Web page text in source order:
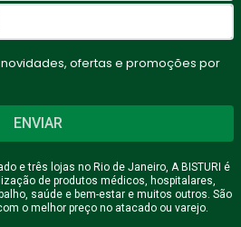
1 a 5
ofertas e promoções por
ENVIAR
e três lojas no Rio de Janeiro, A BISTURI é
de produtos médicos, hospitalares,
saúde e bem-estar e muitos outros. São
o melhor preço no atacado ou varejo.